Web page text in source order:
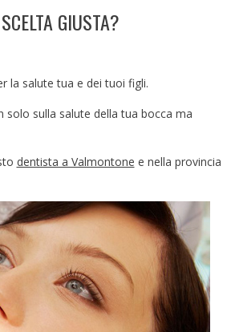
GIUSTA?
la salute tua e dei tuoi figli.
solo sulla salute della tua bocca ma
dentista a Valmontone e nella provincia